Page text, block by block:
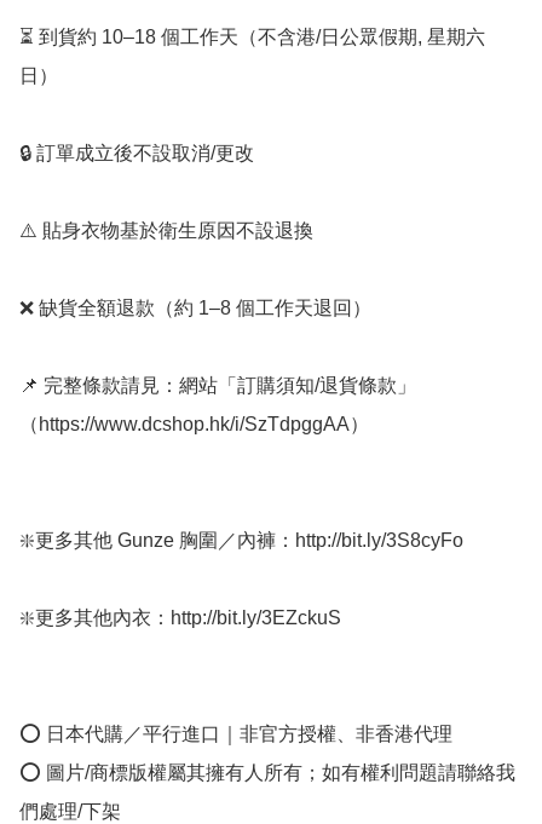
⏳ 到貨約 10–18 個工作天（不含港/日公眾假期, 星期六
日）
🔒 訂單成立後不設取消/更改
⚠️ 貼身衣物基於衛生原因不設退換
❌ 缺貨全額退款（約 1–8 個工作天退回）
📌 完整條款請見：網站「訂購須知/退貨條款」
（https://www.dcshop.hk/i/SzTdpggAA）
❇️更多其他 Gunze 胸圍／內褲：http://bit.ly/3S8cyFo
❇️更多其他內衣：http://bit.ly/3EZckuS
⭕ 日本代購／平行進口｜非官方授權、非香港代理
⭕ 圖片/商標版權屬其擁有人所有；如有權利問題請聯絡我
們處理/下架